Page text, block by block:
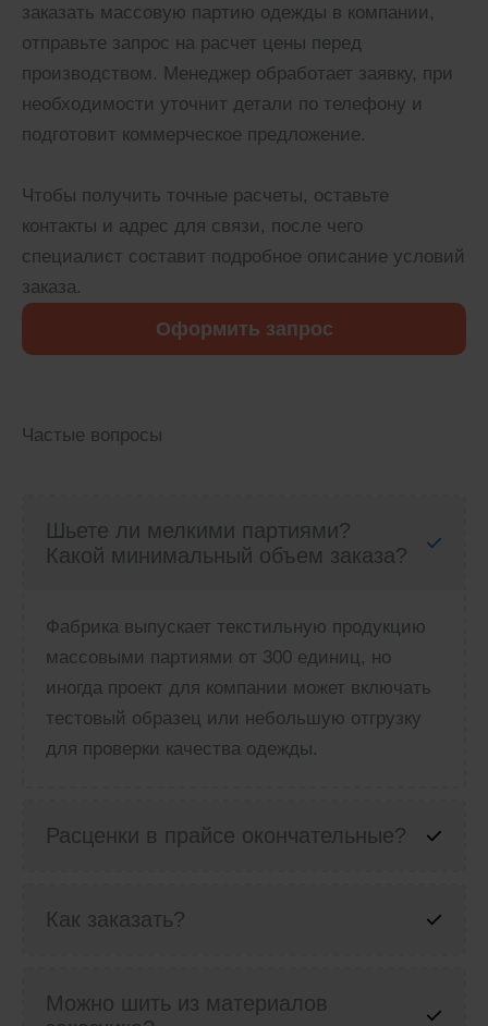
заказать массовую партию одежды в компании,
отправьте запрос на расчет цены перед
производством. Менеджер обработает заявку, при
необходимости уточнит детали по телефону и
подготовит коммерческое предложение.
Чтобы получить точные расчеты, оставьте
контакты и адрес для связи, после чего
специалист составит подробное описание условий
заказа.
Оформить запрос
Частые вопросы
Шьете ли мелкими партиями?
Какой минимальный объем заказа?
Фабрика выпускает текстильную продукцию
массовыми партиями от 300 единиц, но
иногда проект для компании может включать
тестовый образец или небольшую отгрузку
для проверки качества одежды.
Расценки в прайсе окончательные?
Как заказать?
Можно шить из материалов